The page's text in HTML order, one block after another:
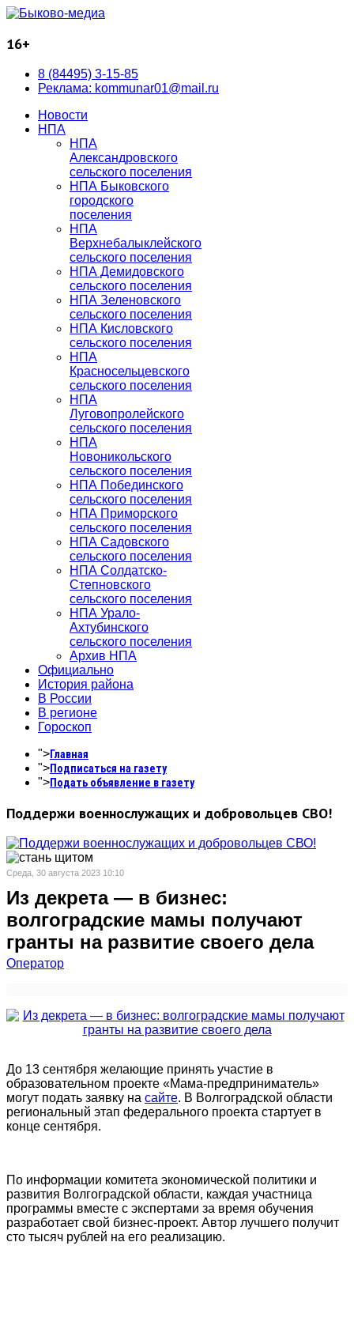
16+
8 (84495) 3-15-85
Реклама: kommunar01@mail.ru
Новости
НПА
НПА
Александровского
сельского поселения
НПА Быковского
городского
поселения
НПА
Верхнебалыклейского
сельского поселения
НПА Демидовского
сельского поселения
НПА Зеленовского
сельского поселения
НПА Кисловского
сельского поселения
НПА
Красносельцевского
сельского поселения
НПА
Луговопролейского
сельского поселения
НПА
Новоникольского
сельского поселения
НПА Побединского
сельского поселения
НПА Приморского
сельского поселения
НПА Садовского
сельского поселения
НПА Солдатско-
Степновского
сельского поселения
НПА Урало-
Ахтубинского
сельского поселения
Архив НПА
Официально
История района
В России
В регионе
Гороскоп
">Главная
">Подписаться на газету
">Подать объявление в газету
Поддержи военнослужащих и добровольцев СВО!
Среда, 30 августа 2023 10:10
Из декрета — в бизнес:
волгоградские мамы получают
гранты на развитие своего дела
Оператор
До 13 сентября желающие принять участие в
образовательном проекте «Мама-предприниматель»
могут подать заявку на сайте. В Волгоградской области
региональный этап федерального проекта стартует в
конце сентября.
По информации комитета экономической политики и
развития Волгоградской области, каждая участница
программы вместе с экспертами за время обучения
разработает свой бизнес-проект. Автор лучшего получит
сто тысяч рублей на его реализацию.